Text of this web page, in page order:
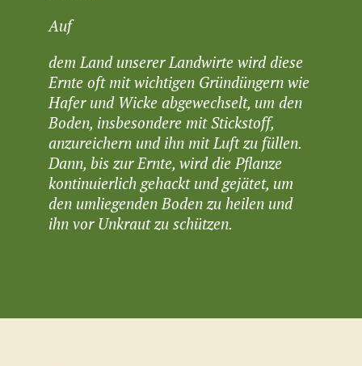
Auf
dem Land unserer Landwirte wird diese
Ernte oft mit wichtigen Gründüngern wie
Hafer und Wicke abgewechselt, um den
Boden, insbesondere mit Stickstoff,
anzureichern und ihn mit Luft zu füllen.
Dann, bis zur Ernte, wird die Pflanze
kontinuierlich gehackt und gejätet, um
den umliegenden Boden zu heilen und
ihn vor Unkraut zu schützen.